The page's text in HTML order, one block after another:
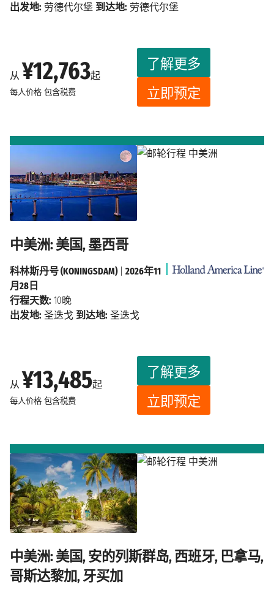
从 ¥12,763起
每人价格 包含税费
了解更多
立即预定
出发地: 劳德代尔堡 到达地: 劳德代尔堡
中美洲: 美国, 墨西哥
从 ¥13,485起
每人价格 包含税费
了解更多
立即预定
科林斯丹号 (KONINGSDAM)| 2026年11
月28日
行程天数: 10晚
出发地: 圣迭戈 到达地: 圣迭戈
中美洲: 美国, 安的列斯群岛, 西班牙, 巴拿马,
哥斯达黎加, 牙买加